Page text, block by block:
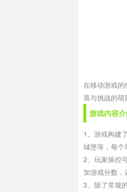
在移动游戏
喜与挑战的萌
游戏内容
1、游戏构建
城堡等，每个
2、玩家操控
加游戏分数，
3、除了常规